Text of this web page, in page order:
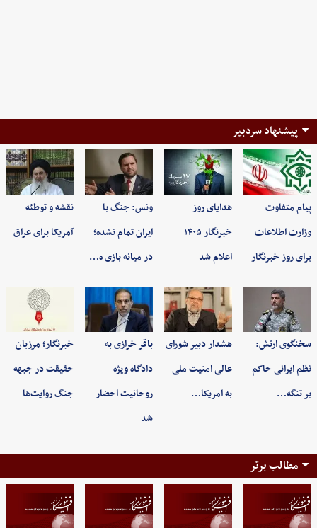
پیشنهاد سردبیر
پیام متفاوت
وزارت اطلاعات
برای روز خبرنگار
هدایای روز
خبرنگار ۱۴۰۵
اعلام شد
ونس: جنگ با
ایران تمام نشده؛
در میانه بازی ه…
نقشه و توطئه
آمریکا برای عراق
سخنگوی ارتش:
نظم ایرانی حاکم
بر تنگه…
هشدار دبیر شورای
عالی امنیت ملی
به امریکا…
باقر خرازی به
دادگاه ویژه
روحانیت احضار
شد
خبرنگار؛ مرزبان
حقیقت در جبهه
جنگ روایت‌ها
مطالب برتر